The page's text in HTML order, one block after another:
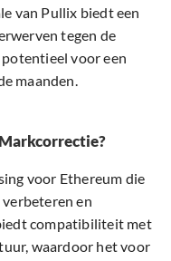
van Pullix biedt een
tegen de
voor een
maanden.
voor Ethereum die
en
compatibiliteit met
waardoor het voor